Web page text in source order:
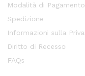
Modalità di Pagamento
Spedizione
Informazioni sulla
Diritto di Recesso
FAQs